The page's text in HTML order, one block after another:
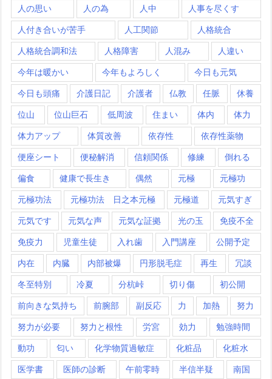
人の思い 人の為 人中 人事を尽くす
人付き合いが苦手 人工関節 人格統合
人格統合調和法 人格障害 人混み 人違い
今年は暖かい 今年もよろしく 今日も元気
今日も頭痛 介護日記 介護者 仏教 任脈 休養
位山 位山巨石 低周波 住まい 体内 体力
体力アップ 体質改善 依存性 依存性薬物
便座シート 便秘解消 信頼関係 修練 倒れる
偏食 健康で長生き 偶然 元極 元極功
元極功法 元極功法 日之本元極 元極道 元気すぎ
元気です 元気な声 元気な証拠 光の玉 免疫不全
免疫力 児童生徒 入れ歯 入門講座 公開予定
内在 内臓 内部被爆 円形脱毛症 再生 冗談
冬至特別 冷夏 分杭峠 切り傷 初公開
前向きな気持ち 前腕部 副反応 力 加熱 努力
努力が必要 努力と根性 労宮 効力 勉強時間
動功 匂い 化学物質過敏症 化粧品 化粧水
医学書 医師の診断 午前零時 半信半疑 南国